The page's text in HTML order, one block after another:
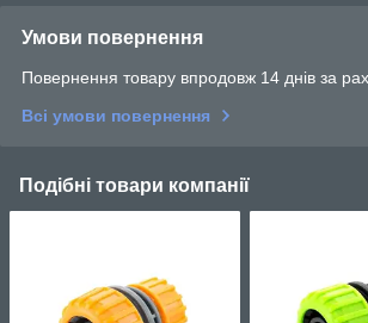
Умови повернення
Повернення товару впродовж 14 днів за
Всі умови повернення
Подібні товари компанії